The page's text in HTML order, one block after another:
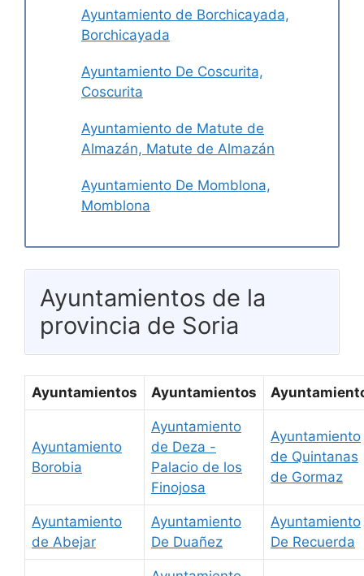
Ayuntamiento de Borchicayada,
Borchicayada
Ayuntamiento De Coscurita,
Coscurita
Ayuntamiento de Matute de
Almazán, Matute de Almazán
Ayuntamiento De Momblona,
Momblona
Ayuntamientos de la
provincia de Soria
Ayuntamientos Ayuntamientos
Ayuntamiento
Borobia
Ayuntamiento
de Deza -
Palacio de los
Finojosa
Ayuntamiento
de Quintanas
de Gormaz
Ayuntamiento
de Abejar
Ayuntamiento
De Duañez
Ayuntamiento
De Recuerda